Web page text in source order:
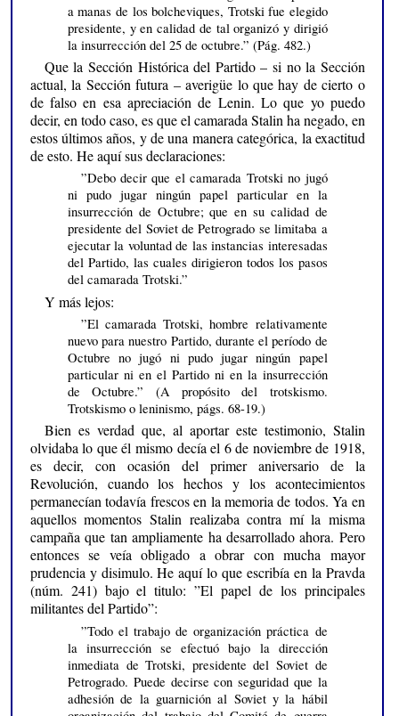
a manas de los bolcheviques, Trotski fue elegido
presidente, y en calidad de tal organizó y dirigió
la insurrección del 25 de octubre.” (Pág. 482.)
Que la Sección Histórica del Partido – si no la Sección
actual, la Sección futura – averigüe lo que hay de cierto o
de falso en esa apreciación de Lenin. Lo que yo puedo
decir, en todo caso, es que el camarada Stalin ha negado, en
estos últimos años, y de una manera categórica, la exactitud
de esto. He aquí sus declaraciones:
”Debo decir que el camarada Trotski no jugó
ni pudo jugar ningún papel particular en la
insurrección de Octubre; que en su calidad de
presidente del Soviet de Petrogrado se limitaba a
ejecutar la voluntad de las instancias interesadas
del Partido, las cuales dirigieron todos los pasos
del camarada Trotski.”
Y más lejos:
”El camarada Trotski, hombre relativamente
nuevo para nuestro Partido, durante el período de
Octubre no jugó ni pudo jugar ningún papel
particular ni en el Partido ni en la insurrección
de Octubre.” (A propósito del trotskismo.
Trotskismo o leninismo, págs. 68-19.)
Bien es verdad que, al aportar este testimonio, Stalin
olvidaba lo que él mismo decía el 6 de noviembre de 1918,
es decir, con ocasión del primer aniversario de la
Revolución, cuando los hechos y los acontecimientos
permanecían todavía frescos en la memoria de todos. Ya en
aquellos momentos Stalin realizaba contra mí la misma
campaña que tan ampliamente ha desarrollado ahora. Pero
entonces se veía obligado a obrar con mucha mayor
prudencia y disimulo. He aquí lo que escribía en la Pravda
(núm. 241) bajo el titulo: ”El papel de los principales
militantes del Partido”:
”Todo el trabajo de organización práctica de
la insurrección se efectuó bajo la dirección
inmediata de Trotski, presidente del Soviet de
Petrogrado. Puede decirse con seguridad que la
adhesión de la guarnición al Soviet y la hábil